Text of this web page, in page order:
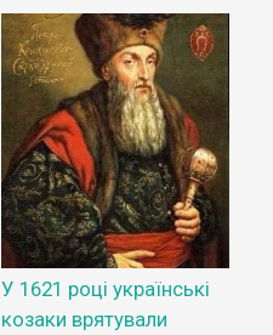
У 1621 році українські
козаки врятували